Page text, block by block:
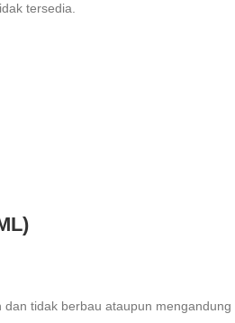
tersedia.
tidak berbau ataupun